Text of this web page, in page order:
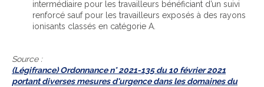
intermédiaire pour les travailleurs bénéficiant d’un suivi
renforcé sauf pour les travailleurs exposés à des rayons
ionisants classés en catégorie A.
Source :
(Légifrance) Ordonnance n° 2021-135 du 10 février 2021
portant diverses mesures d'urgence dans les domaines du